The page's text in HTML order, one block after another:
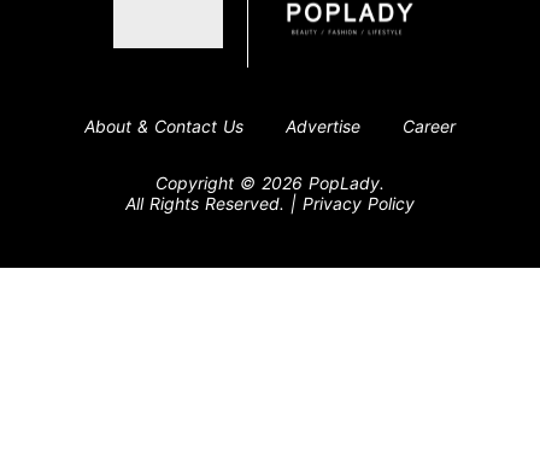
About & Contact Us Advertise Career
Copyright © 2026 PopLady.
All Rights Reserved. | Privacy Policy